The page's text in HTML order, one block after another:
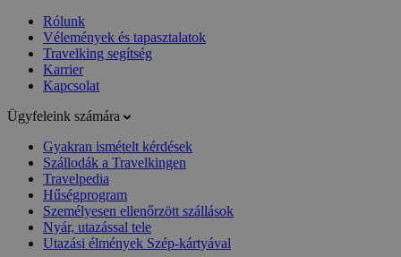
Rólunk
Vélemények és tapasztalatok
Travelking segítség
Karrier
Kapcsolat
Ügyfeleink számára
Gyakran ismételt kérdések
Szállodák a Travelkingen
Travelpedia
Hűségprogram
Személyesen ellenőrzött szállások
Nyár, utazással tele
Utazási élmények Szép-kártyával